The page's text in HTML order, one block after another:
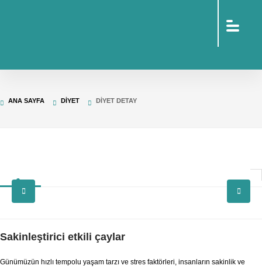
ANA SAYFA DIYET DIYET DETAY
Sakinleştirici etkili çaylar
Günümüzün hızlı tempolu yaşam tarzı ve stres faktörleri, insanların sakinlik ve
sohbet
elektronik